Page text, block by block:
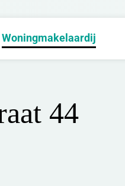
Woningmakelaardij
44